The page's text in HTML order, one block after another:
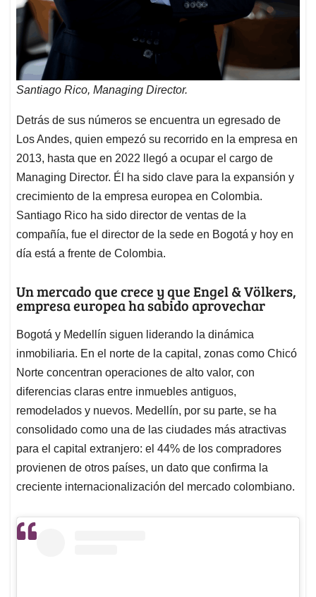
Santiago Rico, Managing Director.
Detrás de sus números se encuentra un egresado de
Los Andes, quien empezó su recorrido en la empresa en
2013, hasta que en 2022 llegó a ocupar el cargo de
Managing Director. Él ha sido clave para la expansión y
crecimiento de la empresa europea en Colombia.
Santiago Rico ha sido director de ventas de la
compañía, fue el director de la sede en Bogotá y hoy en
día está a frente de Colombia.
Un mercado que crece y que Engel & Völkers,
empresa europea ha sabido aprovechar
Bogotá y Medellín siguen liderando la dinámica
inmobiliaria. En el norte de la capital, zonas como Chicó
Norte concentran operaciones de alto valor, con
diferencias claras entre inmuebles antiguos,
remodelados y nuevos. Medellín, por su parte, se ha
consolidado como una de las ciudades más atractivas
para el capital extranjero: el 44% de los compradores
provienen de otros países, un dato que confirma la
creciente internacionalización del mercado colombiano.